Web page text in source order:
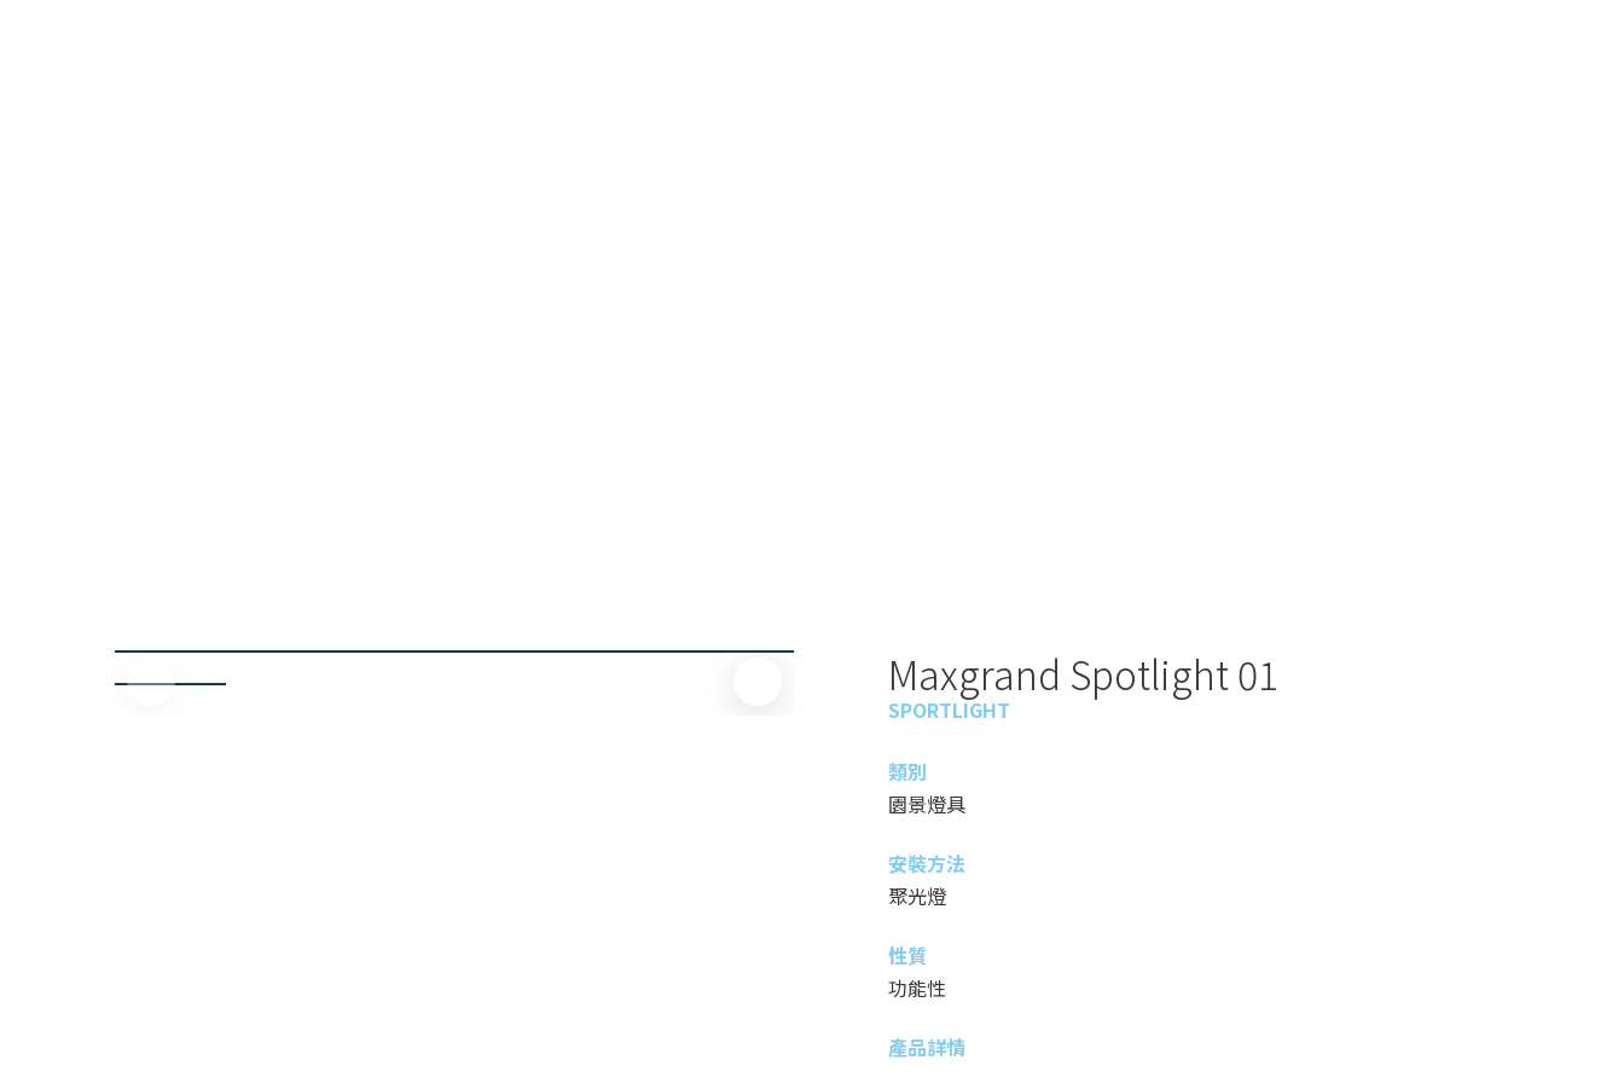
Maxgrand Spotlight 01
SPORTLIGHT
類別
園景燈具
安裝方法
聚光燈
性質
功能性
產品詳情